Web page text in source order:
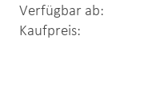
Verfügbar ab:
Kaufpreis: